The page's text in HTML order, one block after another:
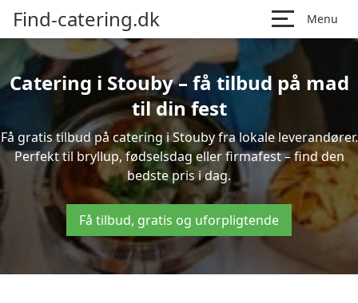
Find-catering.dk Menu
Catering i Stouby – få tilbud på mad
til din fest
Få gratis tilbud på catering i Stouby fra lokale leverandører.
Perfekt til bryllup, fødselsdag eller firmafest – find den
bedste pris i dag.
Få tilbud, gratis og uforpligtende